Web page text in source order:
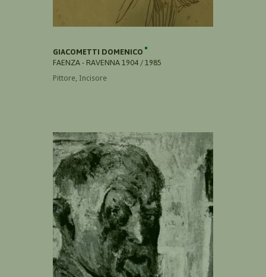
GIACOMETTI DOMENICO
FAENZA - RAVENNA 1904 / 1985
Pittore, Incisore